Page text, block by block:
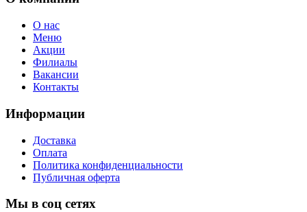
О нас
Меню
Акции
Филиалы
Вакансии
Контакты
Информации
Доставка
Оплата
Политика конфиденциальности
Публичная оферта
Мы в соц сетях